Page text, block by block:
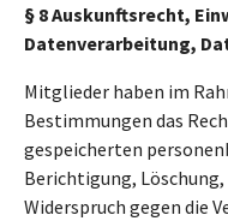
§ 8 Auskunftsrecht,
Datenverarbeitung,
Mitglieder haben im
Bestimmungen das
gespeicherten
Berichtigung,
Widerspruch gegen die